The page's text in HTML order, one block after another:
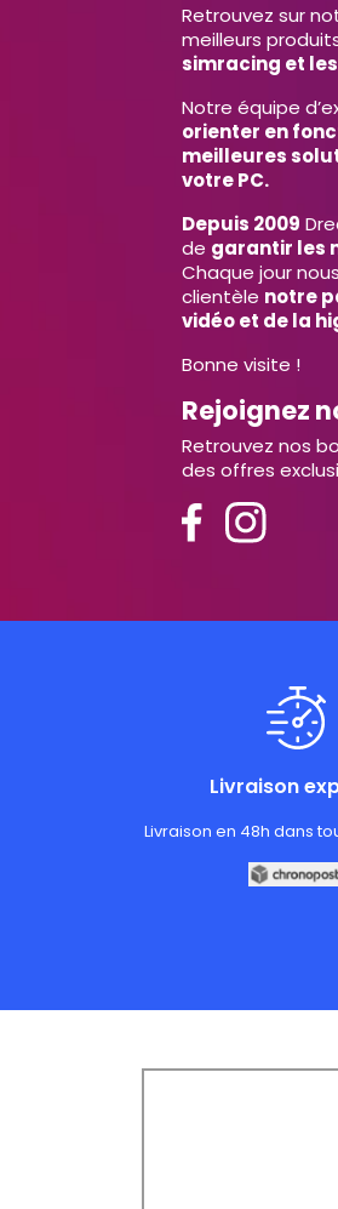
Retrouvez sur
meilleurs
simracing et
Notre équipe
orienter en
meilleures
votre PC.
Depuis 2009
de garantir les
Chaque jour
clientèle notre
vidéo et de la
Bonne visite !
Rejoignez
Retrouvez nos
des offres
Livraison
Livraison en 48h dans